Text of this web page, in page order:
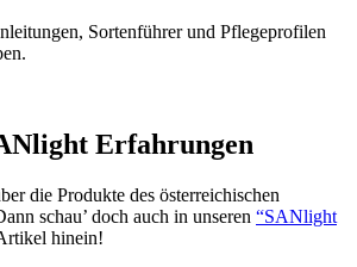
Sortenführer und Pflegeprofilen
.
Erfahrungen
die Produkte des österreichischen
schau’ doch auch in unseren “SANlight
hinein!